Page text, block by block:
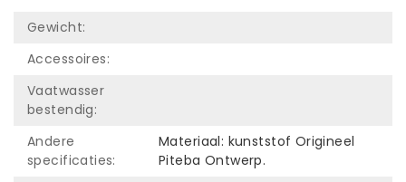
Gewicht:
Accessoires:
Vaatwasser
bestendig:
Andere
specificaties:
Materiaal: kunststof Origineel
Piteba Ontwerp.